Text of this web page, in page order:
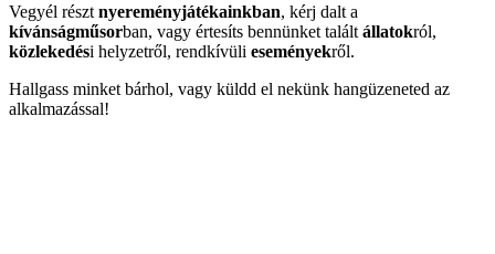
Vegyél részt nyereményjátékainkban, kérj dalt a
kívánságműsorban, vagy értesíts bennünket talált állatokról,
közlekedési helyzetről, rendkívüli eseményekről.
Hallgass minket bárhol, vagy küldd el nekünk hangüzeneted az
alkalmazással!